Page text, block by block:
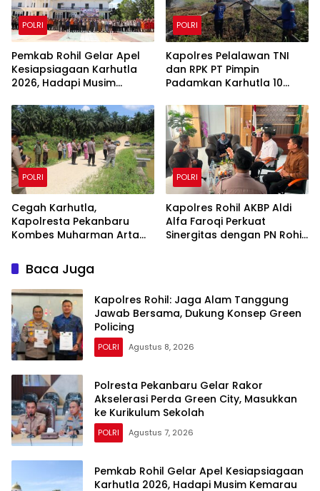
POLRI
Pemkab Rohil Gelar Apel
Kesiapsiagaan Karhutla
2026, Hadapi Musim
POLRI
Kapolres Pelalawan TNI
dan RPK PT Pimpin
Padamkan Karhutla 10
Water Bombing Diterjunkan
POLRI
Cegah Karhutla,
Kapolresta Pekanbaru
Kombes Muharman Arta
Sekaki dan Tenayan Raya
POLRI
Kapolres Rohil AKBP Aldi
Alfa Faroqi Perkuat
Sinergitas dengan PN Rohil
Baca Juga
Kapolres Rohil: Jaga Alam Tanggung
Jawab Bersama, Dukung Konsep Green
Policing
POLRI Agustus 8, 2026
Polresta Pekanbaru Gelar Rakor
Akselerasi Perda Green City, Masukkan
ke Kurikulum Sekolah
POLRI Agustus 7, 2026
Pemkab Rohil Gelar Apel Kesiapsiagaan
Karhutla 2026, Hadapi Musim Kemarau